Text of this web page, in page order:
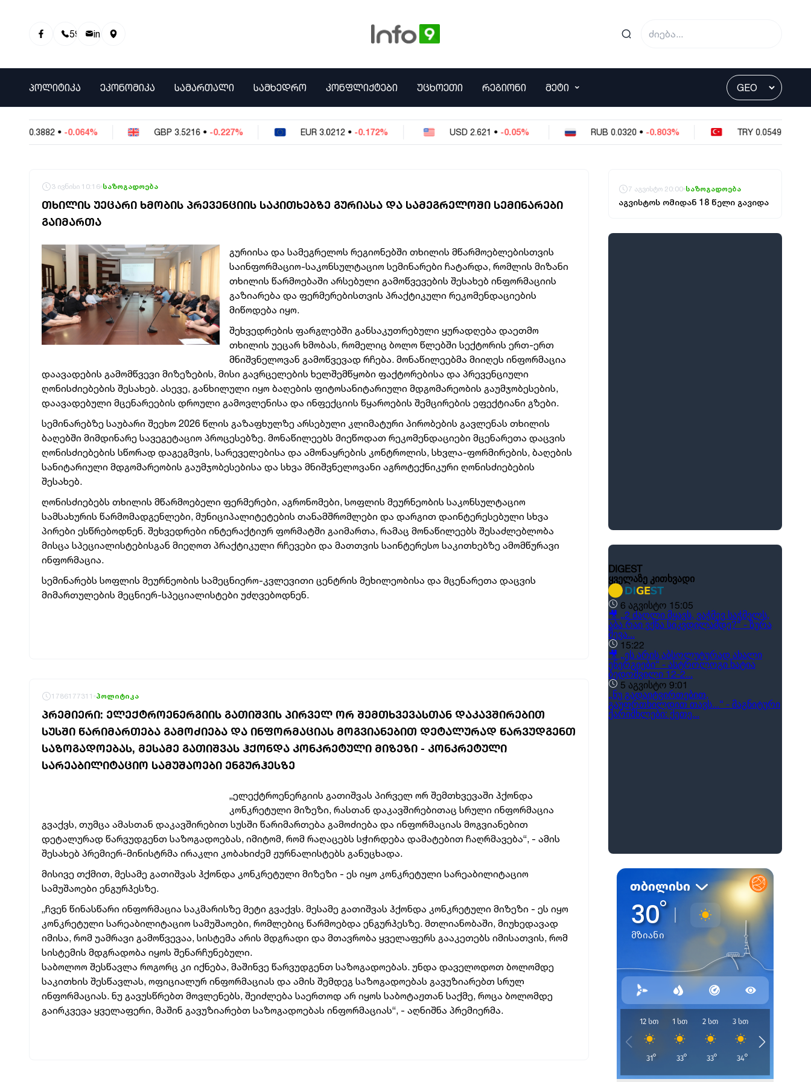
595 01 81 00info@info9.ge
ᲞᲝᲚᲘᲢᲘᲙᲐ ᲔᲙᲝᲜᲝᲛᲘᲙᲐ ᲡᲐᲛᲐᲠᲗᲐᲚᲘ ᲡᲐᲛᲮᲔᲓᲠᲝ ᲙᲝᲜᲤᲚᲘᲥᲢᲔᲑᲘ ᲣᲪᲮᲝᲔᲗᲘ ᲠᲔᲒᲘᲝᲜᲘ ᲛᲔᲢᲘ
0.3882 • -0.064% GBP 3.5216 • -0.227% EUR 3.0212 • -0.172% USD 2.621 • -0.05% RUB 0.0320 • -0.803% TRY 0.0549 • -0.364%
3 ივნისი 10:16 საზოგადოება
ᲗᲮᲘᲚᲘᲡ ᲣᲔᲪᲐᲠᲘ ᲮᲛᲝᲑᲘᲡ ᲞᲠᲔᲕᲔᲜᲪᲘᲘᲡ ᲡᲐᲙᲘᲗᲮᲔᲑᲖᲔ ᲒᲣᲠᲘᲐᲡᲐ ᲓᲐ ᲡᲐᲛᲔᲒᲠᲔᲚᲝᲨᲘ ᲡᲔᲛᲘᲜᲐᲠᲔᲑᲘ
ᲒᲐᲘᲛᲐᲠᲗᲐ
გურიისა და სამეგრელოს რეგიონებში თხილის მწარმოებლებისთვის
საინფორმაციო-საკონსულტაციო სემინარები ჩატარდა, რომლის მიზანი
თხილის წარმოებაში არსებული გამოწვევების შესახებ ინფორმაციის
გაზიარება და ფერმერებისთვის პრაქტიკული რეკომენდაციების
მიწოდება იყო.
შეხვედრების ფარგლებში განსაკუთრებული ყურადღება დაეთმო
თხილის უეცარ ხმობას, რომელიც ბოლო წლებში სექტორის ერთ-ერთ
მნიშვნელოვან გამოწვევად რჩება. მონაწილეებმა მიიღეს ინფორმაცია
დაავადების გამომწვევი მიზეზების, მისი გავრცელების ხელშემწყობი ფაქტორებისა და პრევენციული
ღონისძიებების შესახებ. ასევე, განხილული იყო ბაღების ფიტოსანიტარიული მდგომარეობის გაუმჯობესების,
დაავადებული მცენარეების დროული გამოვლენისა და ინფექციის წყაროების შემცირების ეფექტიანი გზები.
სემინარებზე საუბარი შეეხო 2026 წლის გაზაფხულზე არსებული კლიმატური პირობების გავლენას თხილის
ბაღებში მიმდინარე სავეგეტაციო პროცესებზე. მონაწილეებს მიეწოდათ რეკომენდაციები მცენარეთა დაცვის
ღონისძიებების სწორად დაგეგმვის, სარეველებისა და ამონაყრების კონტროლის, სხვლა-ფორმირების, ბაღების
სანიტარიული მდგომარეობის გაუმჯობესებისა და სხვა მნიშვნელოვანი აგროტექნიკური ღონისძიებების
შესახებ.
ღონისძიებებს თხილის მწარმოებელი ფერმერები, აგრონომები, სოფლის მეურნეობის საკონსულტაციო
სამსახურის წარმომადგენლები, მუნიციპალიტეტების თანამშრომლები და დარგით დაინტერესებული სხვა
პირები ესწრებოდნენ. შეხვედრები ინტერაქტიურ ფორმატში გაიმართა, რამაც მონაწილეებს შესაძლებლობა
მისცა სპეციალისტებისგან მიეღოთ პრაქტიკული რჩევები და მათთვის საინტერესო საკითხებზე ამომწურავი
ინფორმაცია.
სემინარებს სოფლის მეურნეობის სამეცნიერო-კვლევითი ცენტრის მეხილეობისა და მცენარეთა დაცვის
მიმართულების მეცნიერ-სპეციალისტები უძღვებოდნენ.
1786177311 პოლიტიკა
ᲞᲠᲔᲛᲘᲔᲠᲘ: ᲔᲚᲔᲥᲢᲠᲝᲔᲜᲔᲠᲒᲘᲘᲡ ᲒᲐᲗᲘᲨᲕᲘᲡ ᲞᲘᲠᲕᲔᲚ ᲝᲠ ᲨᲔᲛᲗᲮᲕᲔᲕᲐᲡᲗᲐᲜ ᲓᲐᲙᲐᲕᲨᲘᲠᲔᲑᲘᲗ
ᲡᲣᲡᲨᲘ ᲬᲐᲠᲘᲛᲐᲠᲗᲔᲑᲐ ᲒᲐᲛᲝᲫᲘᲔᲑᲐ ᲓᲐ ᲘᲜᲤᲝᲠᲛᲐᲪᲘᲐᲡ ᲛᲝᲒᲕᲘᲐᲜᲔᲑᲘᲗ ᲓᲔᲢᲐᲚᲣᲠᲐᲓ ᲬᲐᲠᲕᲣᲓᲒᲔᲜᲗ
ᲡᲐᲖᲝᲒᲐᲓᲝᲔᲑᲐᲡ, ᲛᲔᲡᲐᲛᲔ ᲒᲐᲗᲘᲨᲕᲐᲡ ᲰᲥᲝᲜᲓᲐ ᲙᲝᲜᲙᲠᲔᲢᲣᲚᲘ ᲛᲘᲖᲔᲖᲘ - ᲙᲝᲜᲙᲠᲔᲢᲣᲚᲘ
ᲡᲐᲠᲔᲐᲑᲘᲚᲘᲢᲐᲪᲘᲝ ᲡᲐᲛᲣᲨᲐᲝᲔᲑᲘ ᲔᲜᲒᲣᲠᲰᲔᲡᲖᲔ
„ელექტროენერგიის გათიშვას პირველ ორ შემთხვევაში ჰქონდა
კონკრეტული მიზეზი, რასთან დაკავშირებითაც სრული ინფორმაცია
გვაქვს, თუმცა ამასთან დაკავშირებით სუსში წარიმართება გამოძიება და ინფორმაციას მოგვიანებით
დეტალურად წარვუდგენთ საზოგადოებას, იმიტომ, რომ რაღაცებს სჭირდება დამატებით ჩაღრმავება“, - ამის
შესახებ პრემიერ-მინისტრმა ირაკლი კობახიძემ ჟურნალისტებს განუცხადა.
მისივე თქმით, მესამე გათიშვას ჰქონდა კონკრეტული მიზეზი - ეს იყო კონკრეტული სარეაბილიტაციო
სამუშაოები ენგურჰესზე.
„ჩვენ წინასწარი ინფორმაცია საკმარისზე მეტი გვაქვს. მესამე გათიშვას ჰქონდა კონკრეტული მიზეზი - ეს იყო
კონკრეტული სარეაბილიტაციო სამუშაოები, რომლებიც წარმოებდა ენგურჰესზე. მთლიანობაში, მიუხედავად
იმისა, რომ უამრავი გამოწვევაა, სისტემა არის მდგრადი და მთავრობა ყველაფერს გააკეთებს იმისათვის, რომ
სისტემის მდგრადობა იყოს შენარჩუნებული.
საბოლოო შესწავლა როგორც კი იქნება, მაშინვე წარვუდგენთ საზოგადოებას. უნდა დაველოდოთ ბოლომდე
საკითხის შესწავლას, ოფიციალურ ინფორმაციას და ამის შემდეგ საზოგადოებას გავუზიარებთ სრულ
ინფორმაციას. ნუ გავუსწრებთ მოვლენებს, შეიძლება საერთოდ არ იყოს საბოტაჟთან საქმე, როცა ბოლომდე
გაირკვევა ყველაფერი, მაშინ გავუზიარებთ საზოგადოებას ინფორმაციას“, - აღნიშნა პრემიერმა.
7 აგვისტო 20:00 საზოგადოება
აგვისტოს ომიდან 18 წელი გავიდა